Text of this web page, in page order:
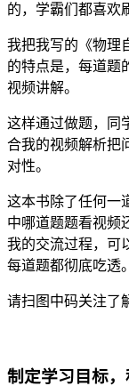
的，学霸们都喜欢
我把我写的《物理
的特点是，每道题
视频讲解。
这样通过做题，同
合我的视频解析把
对性。
这本书除了任何一
中哪道题题看视频
我的交流过程，可
每道题都彻底吃透。
请扫图中码关注了
制定学习目标